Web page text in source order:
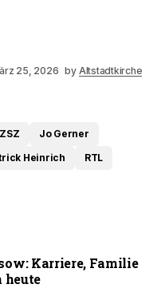
25, 2026 by Altstadtkirche
Jo Gerner
Heinrich
RTL
Karriere, Familie
heute